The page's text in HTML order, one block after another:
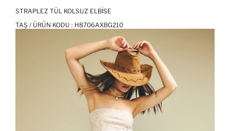
STRAPLEZ TÜL KOLSUZ ELBISE
TAŞ / ÜRÜN KODU : H8706AXBG210